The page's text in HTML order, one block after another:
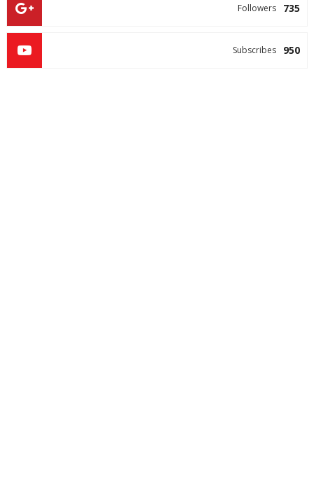
735
Followers
950
Subscribes